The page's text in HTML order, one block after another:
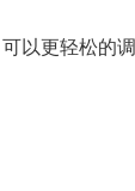
以更轻松的调